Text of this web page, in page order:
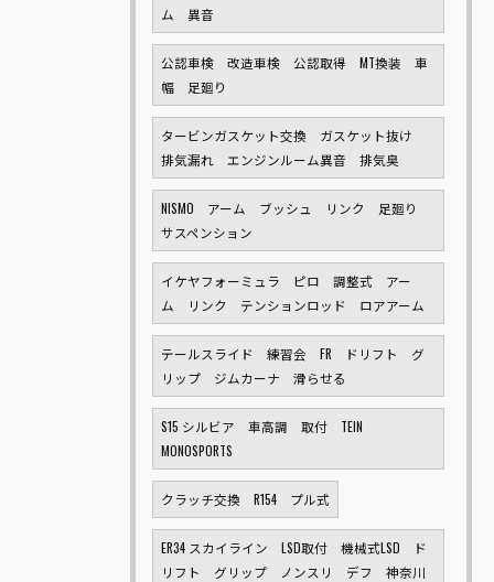
ム 異音
公認車検 改造車検 公認取得 MT換装 車
幅 足廻り
タービンガスケット交換 ガスケット抜け
排気漏れ エンジンルーム異音 排気臭
NISMO アーム ブッシュ リンク 足廻り
サスペンション
イケヤフォーミュラ ピロ 調整式 アー
ム リンク テンションロッド ロアアーム
テールスライド 練習会 FR ドリフト グ
リップ ジムカーナ 滑らせる
S15 シルビア 車高調 取付 TEIN
MONOSPORTS
クラッチ交換 R154 プル式
ER34 スカイライン LSD取付 機械式LSD ド
リフト グリップ ノンスリ デフ 神奈川